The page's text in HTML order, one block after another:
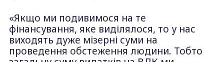
«Якщо ми подивимося на те
фінансування, яке виділялося, то у нас
виходять дуже мізерні суми на
проведення обстеження людини. Тобто